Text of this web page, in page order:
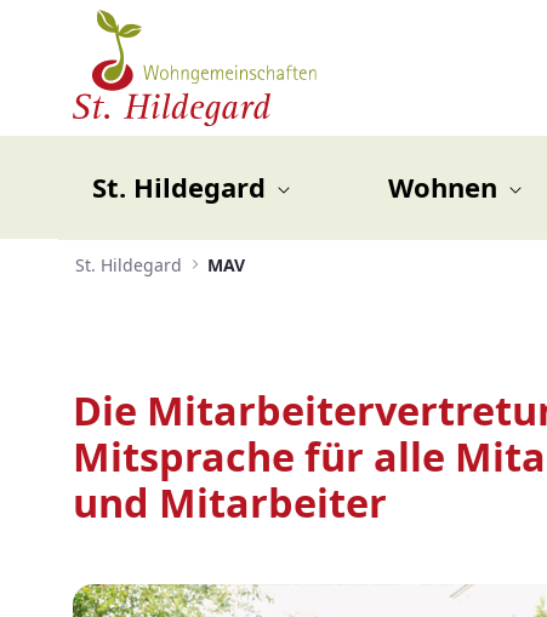
Skip to Main Content
Open Accessibility Menu
St. Hildegard Wohnen
St. Hildegard MAV
Die
Mitsprache für alle
und Mitarbeiter